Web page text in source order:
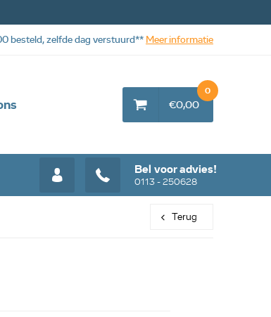
Bel voor advies!
0113 - 250628
€0,00
0
besteld, zelfde dag verstuurd** Meer informatie
Terug